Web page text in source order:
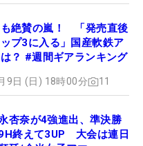
絶賛の嵐！ 「発売直後
プ3に入る」国産軟鉄ア
？ #週間ギアランキング
9日 (日) 18時00分 11
杏奈が4強進出、準決勝
終えて3UP 大会は連日